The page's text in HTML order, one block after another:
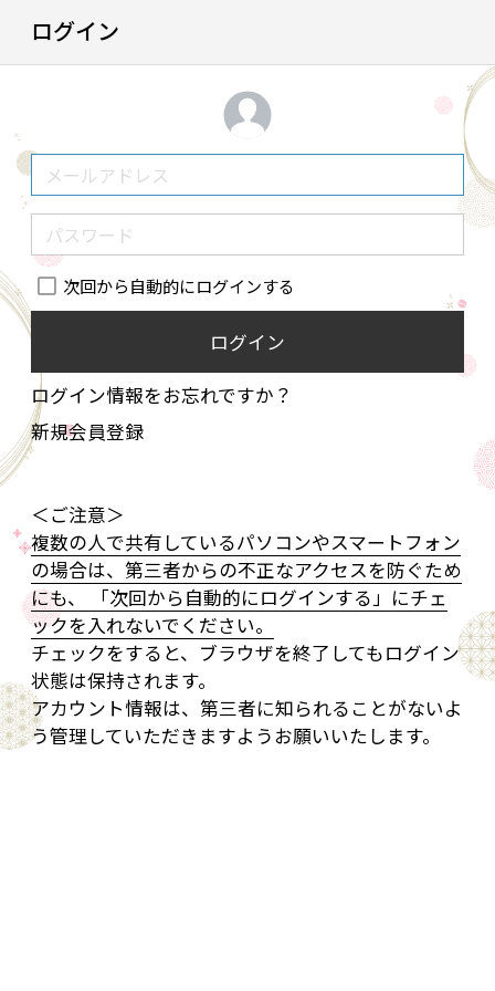
ログイン
次回から自動的にログインする
ログイン
ログイン情報をお忘れですか？
新規会員登録
＜ご注意＞
複数の人で共有しているパソコンやスマートフォン
の場合は、第三者からの不正なアクセスを防ぐため
にも、 「次回から自動的にログインする」にチェ
ックを入れないでください。
チェックをすると、ブラウザを終了してもログイン
状態は保持されます。
アカウント情報は、第三者に知られることがないよ
う管理していただきますようお願いいたします。